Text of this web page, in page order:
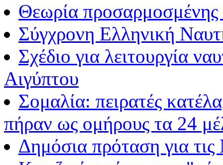
Θεωρία προσαρμοσμένης
Σύγχρονη Ελληνική
Σχέδιο για λειτουργία
Αιγύπτου
Σομαλία: πειρατές
πήραν ως ομήρους τα 24
Δημόσια πρόταση για τις